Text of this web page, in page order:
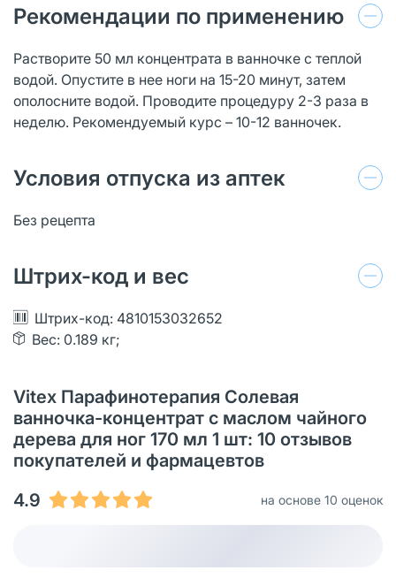
Рекомендации по применению
Растворите 50 мл концентрата в ванночке с теплой
водой. Опустите в нее ноги на 15-20 минут, затем
ополосните водой. Проводите процедуру 2-3 раза в
неделю. Рекомендуемый курс – 10-12 ванночек.
Условия отпуска из аптек
Без рецепта
Штрих-код и вес
Штрих-код: 4810153032652
Вес: 0.189 кг;
Vitex Парафинотерапия Солевая
ванночка-концентрат с маслом чайного
дерева для ног 170 мл 1 шт: 10 отзывов
покупателей и фармацевтов
4.9
на основе 10 оценок